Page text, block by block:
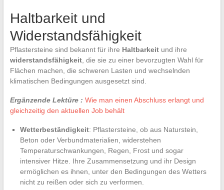
Haltbarkeit und
Widerstandsfähigkeit
Pflastersteine sind bekannt für ihre Haltbarkeitund ihre
widerstandsfähigkeit, die sie zu einer bevorzugten Wahl für
Flächen machen, die schweren Lasten und wechselnden
klimatischen Bedingungen ausgesetzt sind.
Ergänzende Lektüre : Wie man einen Abschluss erlangt und
gleichzeitig den aktuellen Job behält
Wetterbeständigkeit: Pflastersteine, ob aus Naturstein,
Beton oder Verbundmaterialien, widerstehen
Temperaturschwankungen, Regen, Frost und sogar
intensiver Hitze. Ihre Zusammensetzung und ihr Design
ermöglichen es ihnen, unter den Bedingungen des Wetters
nicht zu reißen oder sich zu verformen.